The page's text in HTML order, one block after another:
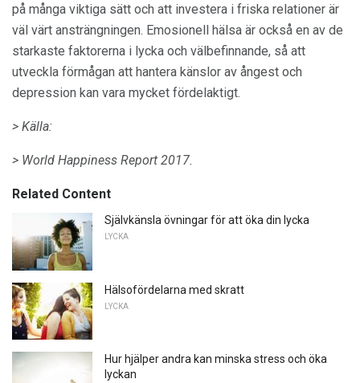
på många viktiga sätt och att investera i friska relationer är
väl värt ansträngningen. Emosionell hälsa är också en av de
starkaste faktorerna i lycka och välbefinnande, så att
utveckla förmågan att hantera känslor av ångest och
depression kan vara mycket fördelaktigt.
> Källa:
> World Happiness Report 2017.
Related Content
Självkänsla övningar för att öka din lycka
LYCKA
Hälsofördelarna med skratt
LYCKA
Hur hjälper andra kan minska stress och öka
lyckan